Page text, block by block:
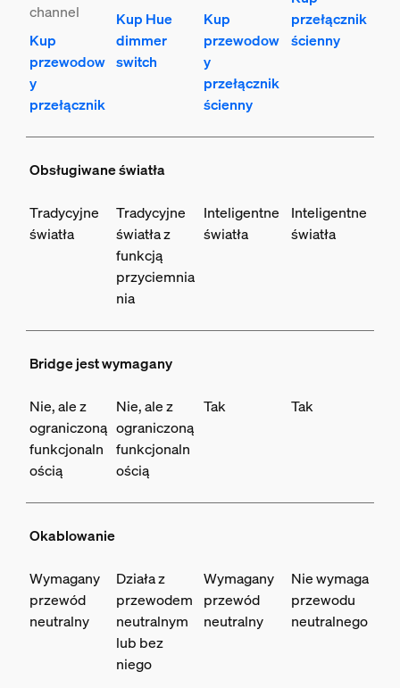
channel
Kup
przewodow
y
przełącznik
Kup Hue
dimmer
switch
Kup
przewodow
y
przełącznik
ścienny
przełącznik
ścienny
Obsługiwane światła
Tradycyjne
światła
Tradycyjne
światła z
funkcją
przyciemnia
nia
Inteligentne
światła
Inteligentne
światła
Bridge jest wymagany
Nie, ale z
ograniczoną
funkcjonaln
ością
Nie, ale z
ograniczoną
funkcjonaln
ością
Tak Tak
Okablowanie
Wymagany
przewód
neutralny
Działa z
przewodem
neutralnym
lub bez
niego
Wymagany
przewód
neutralny
Nie wymaga
przewodu
neutralnego